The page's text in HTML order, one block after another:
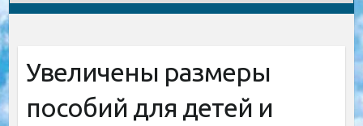
Увеличены размеры
пособий для детей и